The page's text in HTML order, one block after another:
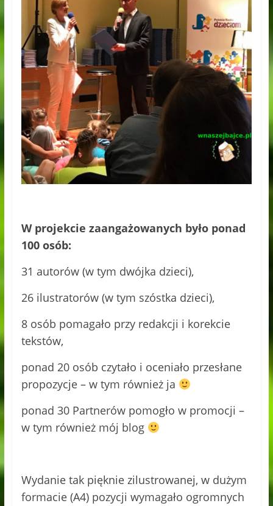
W projekcie zaangażowanych było ponad
100 osób:
31 autorów (w tym dwójka dzieci),
26 ilustratorów (w tym szóstka dzieci),
8 osób pomagało przy redakcji i korekcie
tekstów,
ponad 20 osób czytało i oceniało przesłane
propozycje – w tym również ja
ponad 30 Partnerów pomogło w promocji –
w tym również mój blog
Wydanie tak pięknie zilustrowanej, w dużym
formacie (A4) pozycji wymagało ogromnych